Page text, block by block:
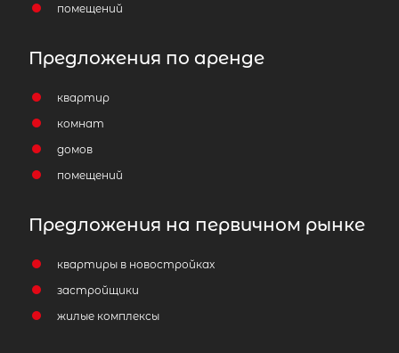
помещений
Предложения по аренде
квартир
комнат
домов
помещений
Предложения на первичном рынке
квартиры в новостройках
застройщики
жилые комплексы